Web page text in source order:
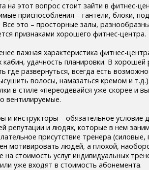
на этот вопрос стоит зайти в фитнес-
приспособления – гантели, блоки,
это – просторные залы,
признаками хорошего фитнес-центра.
важная характеристика фитнес-
удачность планировки. В хорошей
где развернуться, всегда есть
волосы, намазаться кремом и
в стиле «переодевайся уже скорее и
вентилируемые.
и инструкторы – обязательное условие
репутации и людях, которые в нем
присутствие тренера (силовые,
мотивировать людей, а плохой,
стоимость услуг индивидуальных
уже входят в стоимость абонемента.